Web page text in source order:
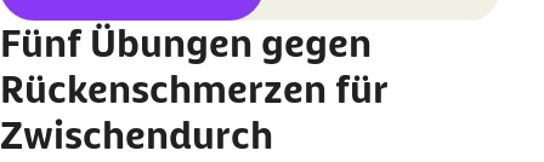
Fünf Übungen gegen
Rückenschmerzen für
Zwischendurch